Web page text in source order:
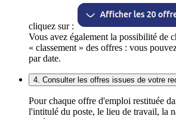
cliquez sur :
Vous avez également la possibilité de
« classement » des offres : vous
par date.
4. Consulter les offres issues de votre
Pour chaque offre d'emploi restituée
l'intitulé du poste, le lieu de travail, la